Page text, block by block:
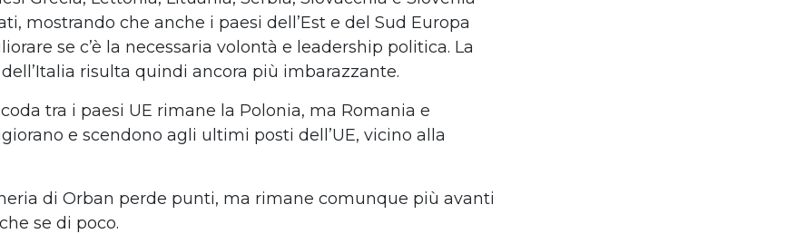
mostrando che anche i paesi dell’Est e del Sud Europa
se c’è la necessaria volontà e leadership politica. La
risulta quindi ancora più imbarazzante.
tra i paesi UE rimane la Polonia, ma Romania e
e scendono agli ultimi posti dell’UE, vicino alla
di Orban perde punti, ma rimane comunque più avanti
se di poco.